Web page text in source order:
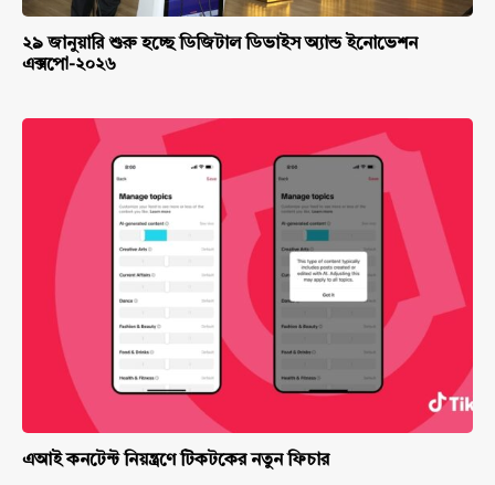
২৯ জানুয়ারি শুরু হচ্ছে ডিজিটাল ডিভাইস অ্যান্ড ইনোভেশন
এক্সপো-২০২৬
এআই কনটেন্ট নিয়ন্ত্রণে টিকটকের নতুন ফিচার